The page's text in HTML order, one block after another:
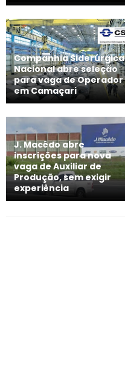
Companhia Siderúrgica
Nacional abre seleção
para vaga de Operador
em Camaçari
J. Macêdo abre
inscrições para nova
vaga de Auxiliar de
Produção, sem exigir
experiência